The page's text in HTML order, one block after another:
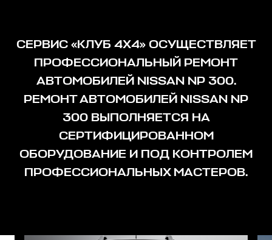
СЕРВИС «КЛУБ 4Х4» ОСУЩЕСТВЛЯЕТ
ПРОФЕССИОНАЛЬНЫЙ РЕМОНТ
АВТОМОБИЛЕЙ NISSAN NP 300.
РЕМОНТ АВТОМОБИЛЕЙ NISSAN NP
300 ВЫПОЛНЯЕТСЯ НА
СЕРТИФИЦИРОВАННОМ
ОБОРУДОВАНИЕ И ПОД КОНТРОЛЕМ
ПРОФЕССИОНАЛЬНЫХ МАСТЕРОВ.